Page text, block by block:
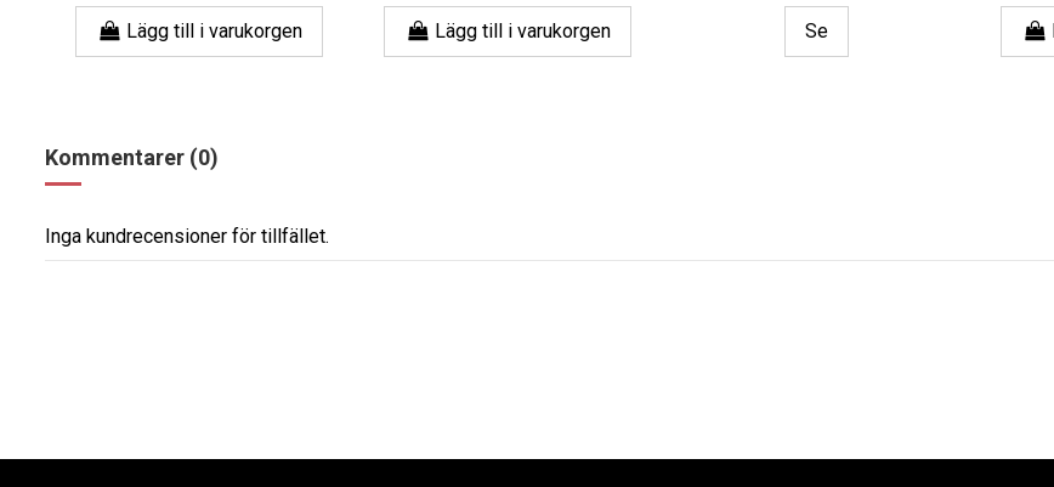
Lägg till i varukorgen Lägg till i varukorgen Se
Kommentarer (0)
Inga kundrecensioner för tillfället.